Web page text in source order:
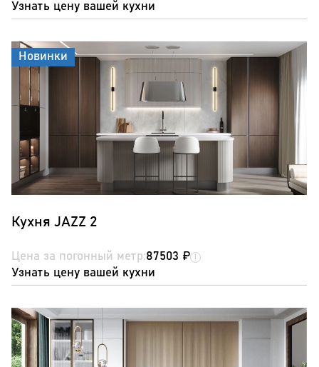
Узнать цену вашей кухни
Новинки
Кухня JAZZ 2
Цена за погонный метр:87503 ₽
Узнать цену вашей кухни